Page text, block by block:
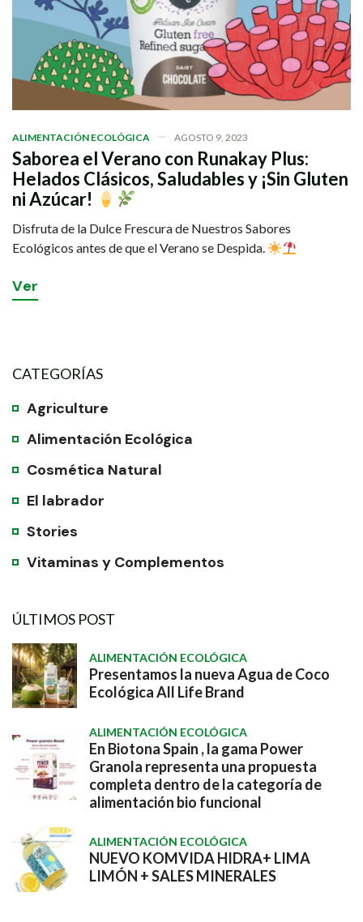
ALIMENTACIÓN ECOLÓGICA AGOSTO 9, 2023
Saborea el Verano con Runakay Plus:
Helados Clásicos, Saludables y ¡Sin Gluten
ni Azúcar!
Disfruta de la Dulce Frescura de Nuestros Sabores
Ecológicos antes de que el Verano se Despida.
Ver
CATEGORÍAS
Agriculture
Alimentación Ecológica
Cosmética Natural
El labrador
Stories
Vitaminas y Complementos
ÚLTIMOS POST
ALIMENTACIÓN ECOLÓGICA
Presentamos la nueva Agua de Coco
Ecológica All Life Brand
ALIMENTACIÓN ECOLÓGICA
En Biotona Spain , la gama Power
Granola representa una propuesta
completa dentro de la categoría de
alimentación bio funcional
ALIMENTACIÓN ECOLÓGICA
NUEVO KOMVIDA HIDRA+ LIMA
LIMÓN + SALES MINERALES